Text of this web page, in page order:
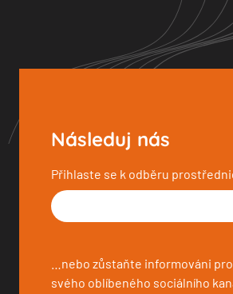
Následuj nás
Přihlaste se k odběru
…nebo zůstaňte informováni
svého oblíbeného sociálního